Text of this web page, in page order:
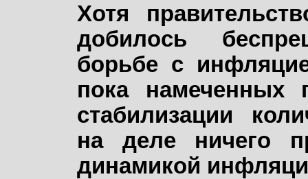
Хотя
добилось
борьбе с
пока намеченных
стабилизации
на деле ничего
динамикой